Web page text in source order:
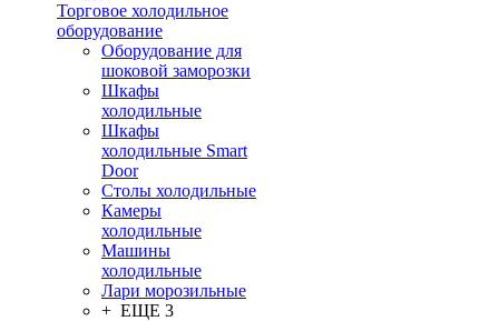
Торговое холодильное
оборудование
Оборудование для
шоковой заморозки
Шкафы
холодильные
Шкафы
холодильные Smart
Door
Столы холодильные
Камеры
холодильные
Машины
холодильные
Лари морозильные
+ ЕЩЕ 3